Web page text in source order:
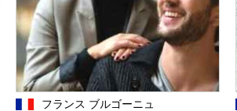
フランス ブルゴーニュ